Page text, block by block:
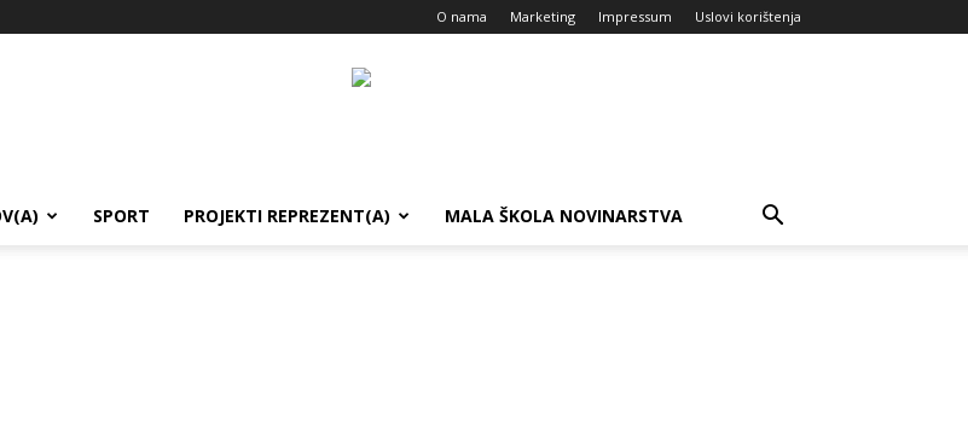
O nama Marketing Impressum Uslovi korištenja
SPORT PROJEKTI REPREZENT(A) MALA ŠKOLA NOVINARSTVA